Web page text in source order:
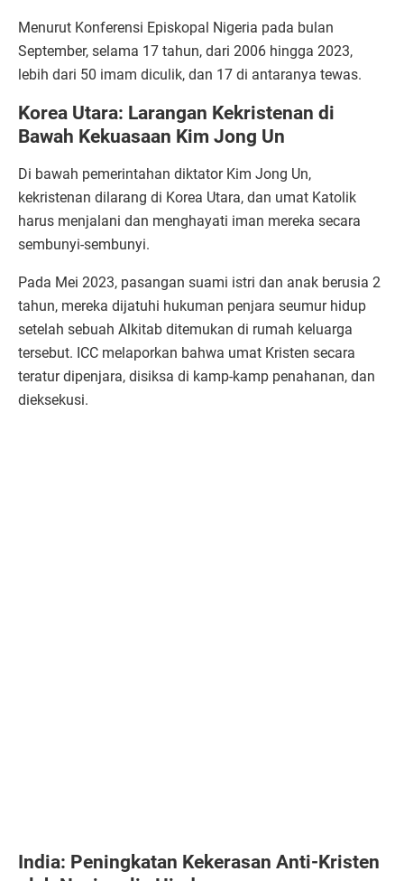
Menurut Konferensi Episkopal Nigeria pada bulan
September, selama 17 tahun, dari 2006 hingga 2023,
lebih dari 50 imam diculik, dan 17 di antaranya tewas.
Korea Utara: Larangan Kekristenan di
Bawah Kekuasaan Kim Jong Un
Di bawah pemerintahan diktator Kim Jong Un,
kekristenan dilarang di Korea Utara, dan umat Katolik
harus menjalani dan menghayati iman mereka secara
sembunyi-sembunyi.
Pada Mei 2023, pasangan suami istri dan anak berusia 2
tahun, mereka dijatuhi hukuman penjara seumur hidup
setelah sebuah Alkitab ditemukan di rumah keluarga
tersebut. ICC melaporkan bahwa umat Kristen secara
teratur dipenjara, disiksa di kamp-kamp penahanan, dan
dieksekusi.
India: Peningkatan Kekerasan Anti-Kristen